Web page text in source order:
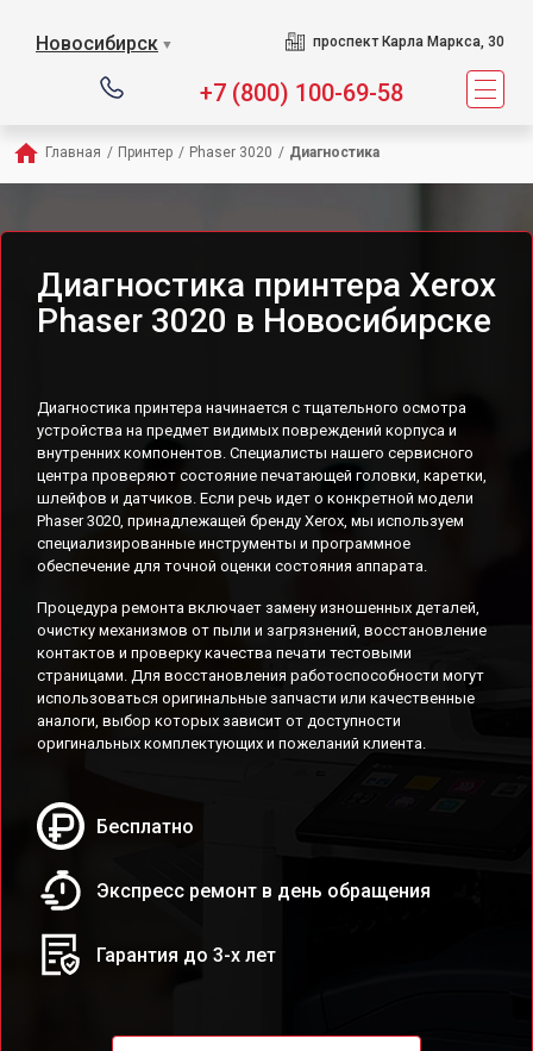
Новосибирск ▼ проспект Карла Маркса, 30
+7 (800) 100-69-58
Главная / Принтер / Phaser 3020 / Диагностика
Диагностика принтера Xerox
Phaser 3020 в Новосибирске
Диагностика принтера начинается с тщательного осмотра
устройства на предмет видимых повреждений корпуса и
внутренних компонентов. Специалисты нашего сервисного
центра проверяют состояние печатающей головки, каретки,
шлейфов и датчиков. Если речь идет о конкретной модели
Phaser 3020, принадлежащей бренду Xerox, мы используем
специализированные инструменты и программное
обеспечение для точной оценки состояния аппарата.
Процедура ремонта включает замену изношенных деталей,
очистку механизмов от пыли и загрязнений, восстановление
контактов и проверку качества печати тестовыми
страницами. Для восстановления работоспособности могут
использоваться оригинальные запчасти или качественные
аналоги, выбор которых зависит от доступности
оригинальных комплектующих и пожеланий клиента.
Бесплатно
Экспресс ремонт в день обращения
Гарантия до 3-х лет